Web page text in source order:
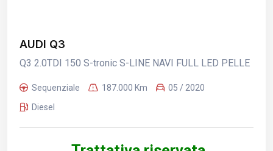
AUDI Q3
Q3 2.0TDI 150 S-tronic S-LINE NAVI FULL LED PELLE
Sequenziale 187.000 Km
05 / 2020
Diesel